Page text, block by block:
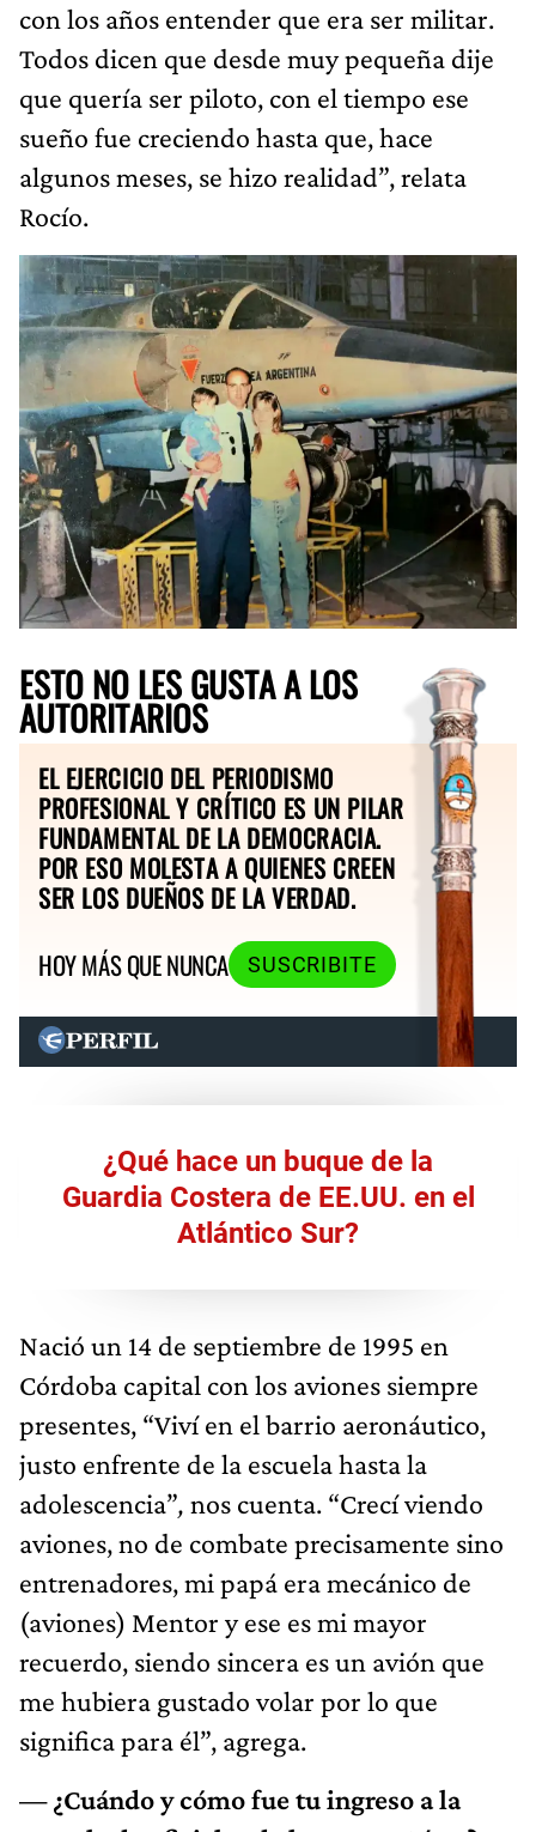
con los años entender que era ser militar.
Todos dicen que desde muy pequeña dije
que quería ser piloto, con el tiempo ese
sueño fue creciendo hasta que, hace
algunos meses, se hizo realidad”, relata
Rocío.
ESTO NO LES GUSTA A LOS
AUTORITARIOS
EL EJERCICIO DEL PERIODISMO
PROFESIONAL Y CRÍTICO ES UN PILAR
FUNDAMENTAL DE LA DEMOCRACIA.
POR ESO MOLESTA A QUIENES CREEN
SER LOS DUEÑOS DE LA VERDAD.
HOY MÁS QUE NUNCA
SUSCRIBITE
¿Qué hace un buque de la
Guardia Costera de EE.UU. en el
Atlántico Sur?
Nació un 14 de septiembre de 1995 en
Córdoba capital con los aviones siempre
presentes, “Viví en el barrio aeronáutico,
justo enfrente de la escuela hasta la
adolescencia”, nos cuenta. “Crecí viendo
aviones, no de combate precisamente sino
entrenadores, mi papá era mecánico de
(aviones) Mentor y ese es mi mayor
recuerdo, siendo sincera es un avión que
me hubiera gustado volar por lo que
significa para él”, agrega.
— ¿Cuándo y cómo fue tu ingreso a la